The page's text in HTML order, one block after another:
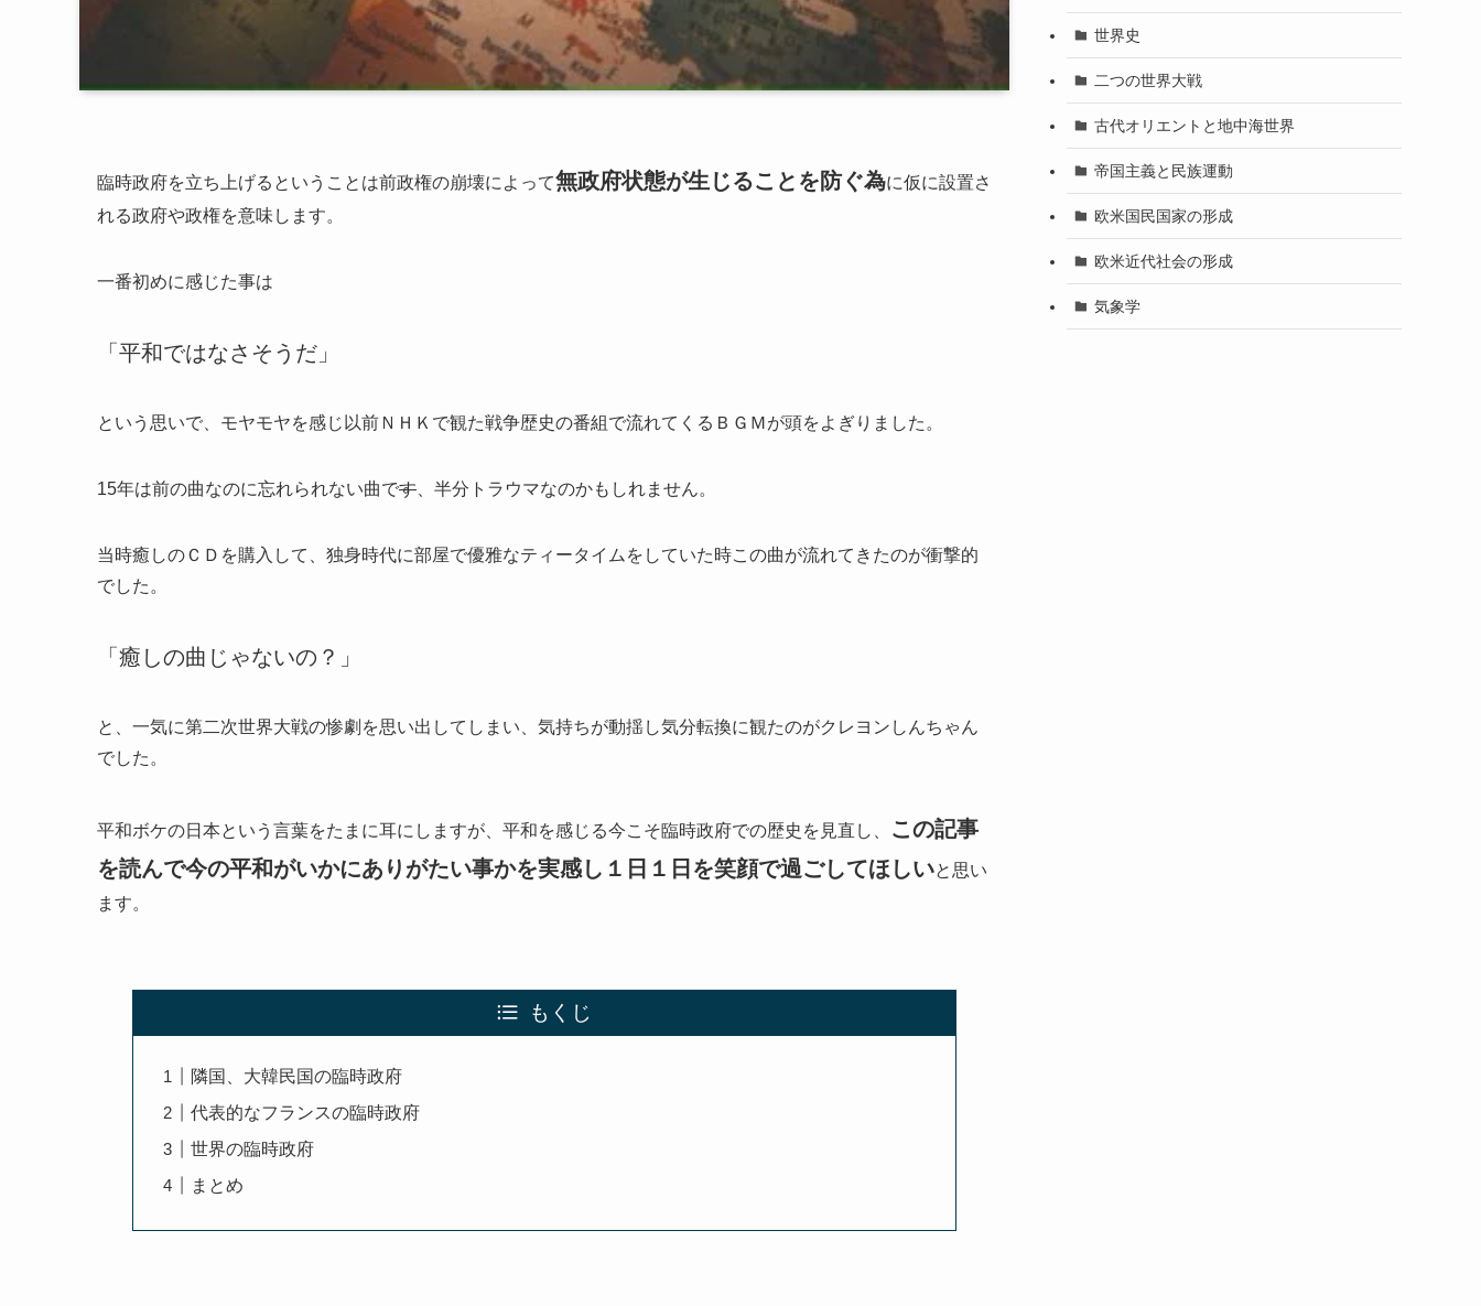
臨時政府を立ち上げるということは前政権の崩壊によって無政府状態が生じることを防ぐ為に仮に設置さ
れる政府や政権を意味します。
一番初めに感じた事は
「平和ではなさそうだ」
という思いで、モヤモヤを感じ以前ＮＨＫで観た戦争歴史の番組で流れてくるＢＧＭが頭をよぎりました。
15年は前の曲なのに忘れられない曲です 、半分トラウマなのかもしれません。
当時癒しのＣＤを購入して、独身時代に部屋で優雅なティータイムをしていた時この曲が流れてきたのが衝撃的
でした。
「癒しの曲じゃないの？」
と、一気に第二次世界大戦の惨劇を思い出してしまい、気持ちが動揺し気分転換に観たのがクレヨンしんちゃん
でした。
平和ボケの日本という言葉をたまに耳にしますが、平和を感じる今こそ臨時政府での歴史を見直し、
この記事
を読んで今の平和がいかにありがたい事かを実感し１日１日を笑顔で過ごしてほしいと思い
ます。
もくじ
隣国、大韓民国の臨時政府
代表的なフランスの臨時政府
世界の臨時政府
まとめ
世界史
二つの世界大戦
古代オリエントと地中海世界
帝国主義と民族運動
欧米国民国家の形成
欧米近代社会の形成
気象学